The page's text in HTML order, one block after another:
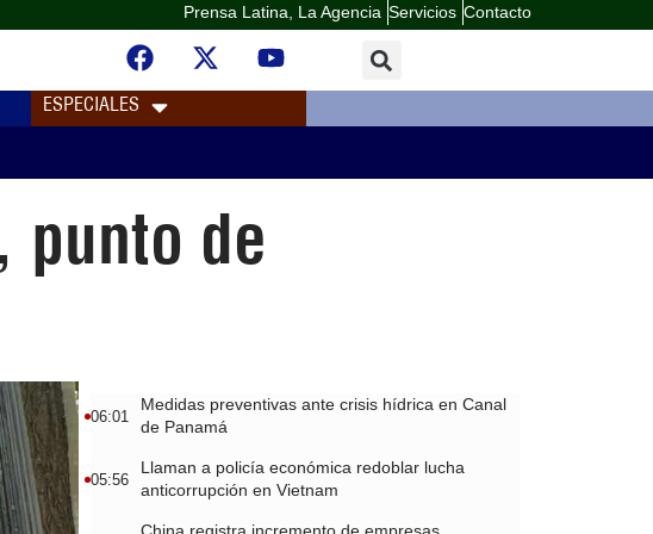
Prensa Latina, La Agencia Servicios Contacto
ESPECIALES
punto de
06:01
Medidas preventivas ante crisis hídrica en Canal
de Panamá
05:56
Llaman a policía económica redoblar lucha
anticorrupción en Vietnam